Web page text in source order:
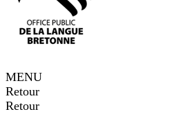
MENU
Retour
Retour